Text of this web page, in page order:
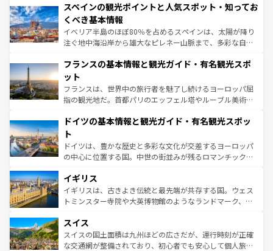
ろん、トスカーナの美しい田園風景やアマルフィ海岸の絶
景など、自然景観も見逃せない。観光の合間には、本場の
ピザやパスタなど、絶品のイタリア料理を堪能することも
できる。朝目覚めてから夜眠るまで、すべての瞬間を楽し
なお、新着のイタリア情報はコンテンツ一覧を参照してほ
しい。
スペインの観光ポイントと人気スポット・知ってお
くべき基本情報
イベリア半島のほぼ80％を占めるスペインは、太陽が降り
注ぐ地中海沿岸から雄大なピレネー山脈まで、多彩な自然
文化が根付くこの国では、情熱的なフラメンコ、熱気あふ
れる闘牛、そして美味しいタパスが生活の一部となってい
る。首都マドリードの洗練された雰囲気や、バルセロナの
アートに溢れた街角から、地方では古代ローマ遺跡や中世
せる。地方によって風土や気候が異なるスペインはその個
ンテンツ一覧 を参照してほしい。
フランスの基本情報と観光ガイド・有名観光スポ
ット
フランスは、世界中の旅行者を魅了し続けるヨーロッパ屈
指の観光地だ。首都パリのエッフェル塔やルーブル美術館
で、幅広い魅力が詰まっている。華麗な宮殿、歴史的な大
聖堂、美しいビーチ、そして豊かな自然が、訪れる者を心
から魅了する。また、フランスは美食の国としても知ら
れ、フランス料理はユネスコ無形文化遺産にも登録されて
香り高いラベンダー畑など、多彩な楽しみ方が可能だ。さ
らに、パリ以外の地域にも魅力が溢れており、どの街角に
も豊かな歴史と文化が息づいている。パリ以外の個性あふ
を参照してほしい。
ドイツの基本情報と観光ガイド・有名観光スポッ
ト
ドイツは、豊かな歴史と多彩な文化が交差するヨーロッパ
の中心に位置する国。中世の街並みが残るロマンチック街
顔を持つこの国は、どこを歩いても飽きることがない。ベ
ルリンの文化的活気、バイエルン州のアルプスの絶景、そ
してライン川沿いのワイン畑といった風景は必見。ビール
は、お酒好きな人にはぜひ体験してほしい。 なお、新着の
ドイツ情報はコンテンツ一覧を参照してほしい。
イギリス
イギリスは、古きよき伝統と最先端が共存する国。ウェス
トミンスター寺院や大英博物館のようなランドマーク、歴
リアごとに異なる魅力がある。また、優雅なアフタヌーン
ティー、ビール好きにはたまらない英国パブ、サッカー観
戦など、本場だからこそできる体験も豊富。イギリスを旅
スイス
スイスの国土面積は九州ほどの広さだが、運行時刻が正確
な交通網が整備されており、初心者でも安心して個人旅行